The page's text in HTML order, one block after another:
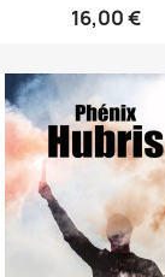
16,00 €